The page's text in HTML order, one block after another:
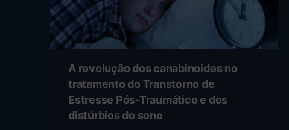
A revolução dos canabinoides no
tratamento do Transtorno de
Estresse Pós-Traumático e dos
distúrbios do sono